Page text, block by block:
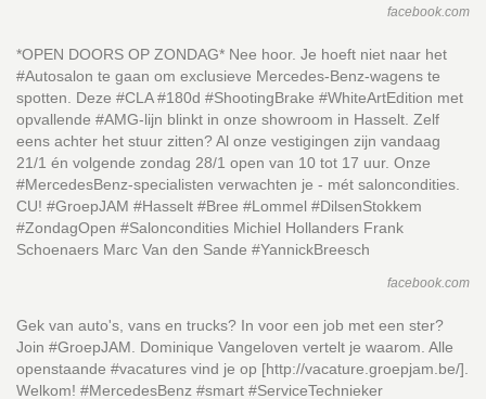
facebook.com
*OPEN DOORS OP ZONDAG* Nee hoor. Je hoeft niet naar het
#Autosalon te gaan om exclusieve Mercedes-Benz-wagens te
spotten. Deze #CLA #180d #ShootingBrake #WhiteArtEdition met
opvallende #AMG-lijn blinkt in onze showroom in Hasselt. Zelf
eens achter het stuur zitten? Al onze vestigingen zijn vandaag
21/1 én volgende zondag 28/1 open van 10 tot 17 uur. Onze
#MercedesBenz-specialisten verwachten je - mét saloncondities.
CU! #GroepJAM #Hasselt #Bree #Lommel #DilsenStokkem
#ZondagOpen #Saloncondities Michiel Hollanders Frank
Schoenaers Marc Van den Sande #YannickBreesch
facebook.com
Gek van auto's, vans en trucks? In voor een job met een ster?
Join #GroepJAM. Dominique Vangeloven vertelt je waarom. Alle
openstaande #vacatures vind je op [http://vacature.groepjam.be/].
Welkom! #MercedesBenz #smart #ServiceTechnieker